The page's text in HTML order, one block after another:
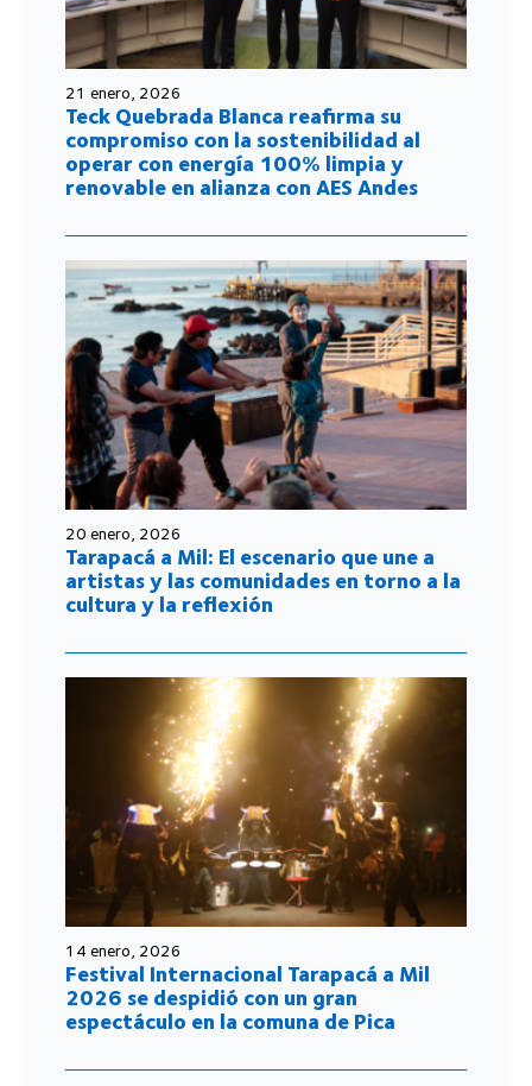
21 enero, 2026
Teck Quebrada Blanca reafirma su
compromiso con la sostenibilidad al
operar con energía 100% limpia y
renovable en alianza con AES Andes
20 enero, 2026
Tarapacá a Mil: El escenario que une a
artistas y las comunidades en torno a la
cultura y la reflexión
14 enero, 2026
Festival Internacional Tarapacá a Mil
2026 se despidió con un gran
espectáculo en la comuna de Pica